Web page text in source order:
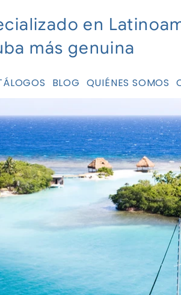
en
más genuina
BLOG QUIÉNES SOMOS